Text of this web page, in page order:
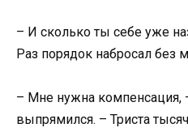
– И сколько ты себе уже
Раз порядок набросал без
– Мне нужна компенсация,
выпрямился. – Триста